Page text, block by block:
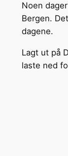
Noen
Bergen.
dagene.
Lagt ut på
laste ned